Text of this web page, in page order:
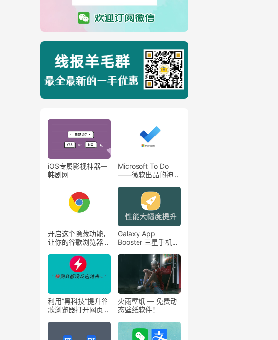
iOS专属影视神器—
韩剧网
Microsoft To Do
——微软出品的神
备软件！！！
开启这个隐藏功能，
让你的谷歌浏览器下
Galaxy App
Booster 三星手机优
利用”黑科技”提升谷
歌浏览器打开网页速
火雨壁纸 — 免费动
态壁纸软件！